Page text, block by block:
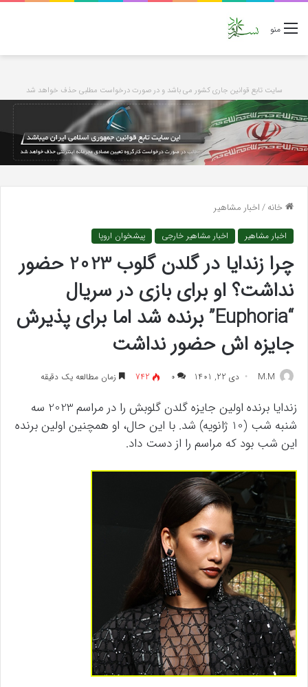
منو
سایت تابع قوانین جاری کشور می باشد و در صورت درخواست مطلبی حذف خواهد شد
خانه/اخبار مشاهیر
اخبار مشاهیر اخبار مشاهیر خارجی پیشخوان اروپا
چرا زندایا در گلدن گلوب 2023 حضور
نداشت؟ او برای بازی در سریال
“Euphoria” برنده شد اما برای پذیرش
جایزه اش حضور نداشت
M.M دی 22, 1401 ۰ 742 زمان مطالعه یک دقیقه
زندایا برنده اولین جایزه گلدن گلوبش را در مراسم 2023 سه
شنبه شب (10 ژانویه) شد. با این حال، او همچنین اولین برنده
این شب بود که مراسم را از دست داد.